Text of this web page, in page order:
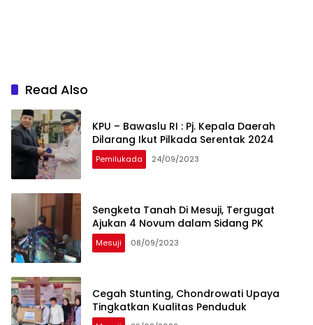
Read Also
KPU – Bawaslu RI : Pj. Kepala Daerah
Dilarang Ikut Pilkada Serentak 2024
Pemilukada 24/09/2023
Sengketa Tanah Di Mesuji, Tergugat
Ajukan 4 Novum dalam Sidang PK
Mesuji 08/09/2023
Cegah Stunting, Chondrowati Upaya
Tingkatkan Kualitas Penduduk